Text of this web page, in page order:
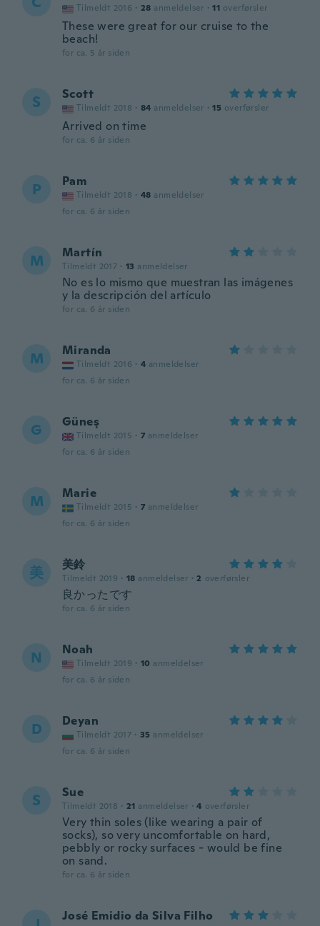
Tilmeldt 2016 · 28 anmeldelser · 11 overførsler
These were great for our cruise to the
beach!
for ca. 5 år siden
S Scott
Tilmeldt 2018 · 84 anmeldelser · 15 overførsler
Arrived on time
for ca. 6 år siden
P Pam
Tilmeldt 2018 · 48 anmeldelser
for ca. 6 år siden
M Martín
Tilmeldt 2017 · 13 anmeldelser
No es lo mismo que muestran las imágenes
y la descripción del artículo
for ca. 6 år siden
M Miranda
Tilmeldt 2016 · 4 anmeldelser
for ca. 6 år siden
G Güneş
Tilmeldt 2015 · 7 anmeldelser
for ca. 6 år siden
M Marie
Tilmeldt 2015 · 7 anmeldelser
for ca. 6 år siden
美 美鈴
Tilmeldt 2019 · 18 anmeldelser · 2 overførsler
良かったです
for ca. 6 år siden
N Noah
Tilmeldt 2019 · 10 anmeldelser
for ca. 6 år siden
D Deyan
Tilmeldt 2017 · 35 anmeldelser
for ca. 6 år siden
S Sue
Tilmeldt 2018 · 21 anmeldelser · 4 overførsler
Very thin soles (like wearing a pair of
socks), so very uncomfortable on hard,
pebbly or rocky surfaces - would be fine
on sand.
for ca. 6 år siden
José Emidio da Silva Filho